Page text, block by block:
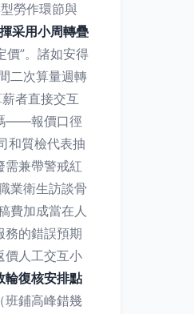
勞作環節與
采用小周轉疊
價”。諸如安得
二次算量週轉
者直接交互
——報價口徑
和質檢代表抽
需兼帶警戒紅
業衛生訪談骨
費加成當在人
務的錯誤預期
價人工交互小
輪復核安排點
班鋪高峰錯幾